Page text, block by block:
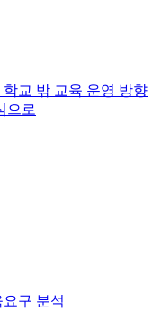
교 밖 교육 운영 방향
으로
구 분석